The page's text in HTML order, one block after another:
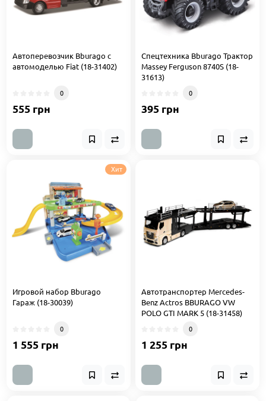
Автоперевозчик Bburago c
автомоделью Fiat (18-31402)
0
555 грн
Спецтехника Bburago Трактор
Massey Ferguson 8740S (18-
31613)
0
395 грн
Хит
Игровой набор Bburago
Гараж (18-30039)
0
1 555 грн
Автотранспортер Mercedes-
Benz Actros BBURAGO VW
POLO GTI MARK 5 (18-31458)
0
1 255 грн